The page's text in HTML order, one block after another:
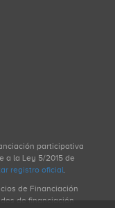
participativa
a la Ley 5/2015 de
registro oficial.
de Financiación
de financiación